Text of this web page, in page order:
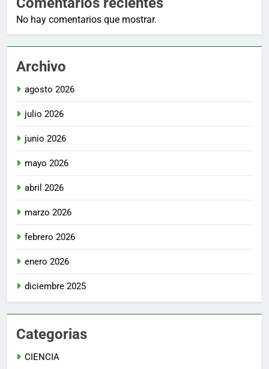
No hay comentarios que mostrar.
Archivo
agosto 2026
julio 2026
junio 2026
mayo 2026
abril 2026
marzo 2026
febrero 2026
enero 2026
diciembre 2025
Categorias
CIENCIA